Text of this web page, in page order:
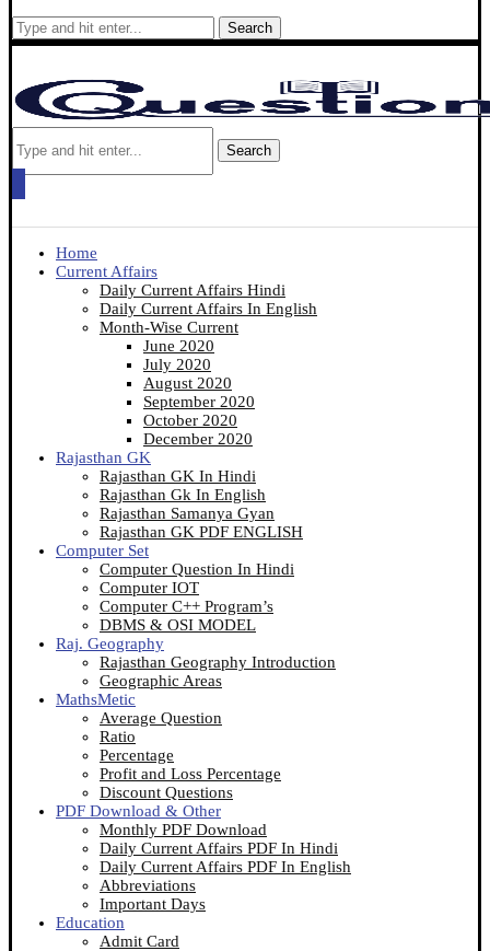
Search
Search
Home
Current Affairs
Daily Current Affairs Hindi
Daily Current Affairs In English
Month-Wise Current
June 2020
July 2020
August 2020
September 2020
October 2020
December 2020
Rajasthan GK
Rajasthan GK In Hindi
Rajasthan Gk In English
Rajasthan Samanya Gyan
Rajasthan GK PDF ENGLISH
Computer Set
Computer Question In Hindi
Computer IOT
Computer C++ Program’s
DBMS & OSI MODEL
Raj. Geography
Rajasthan Geography Introduction
Geographic Areas
MathsMetic
Average Question
Ratio
Percentage
Profit and Loss Percentage
Discount Questions
PDF Download & Other
Monthly PDF Download
Daily Current Affairs PDF In Hindi
Daily Current Affairs PDF In English
Abbreviations
Important Days
Education
Admit Card